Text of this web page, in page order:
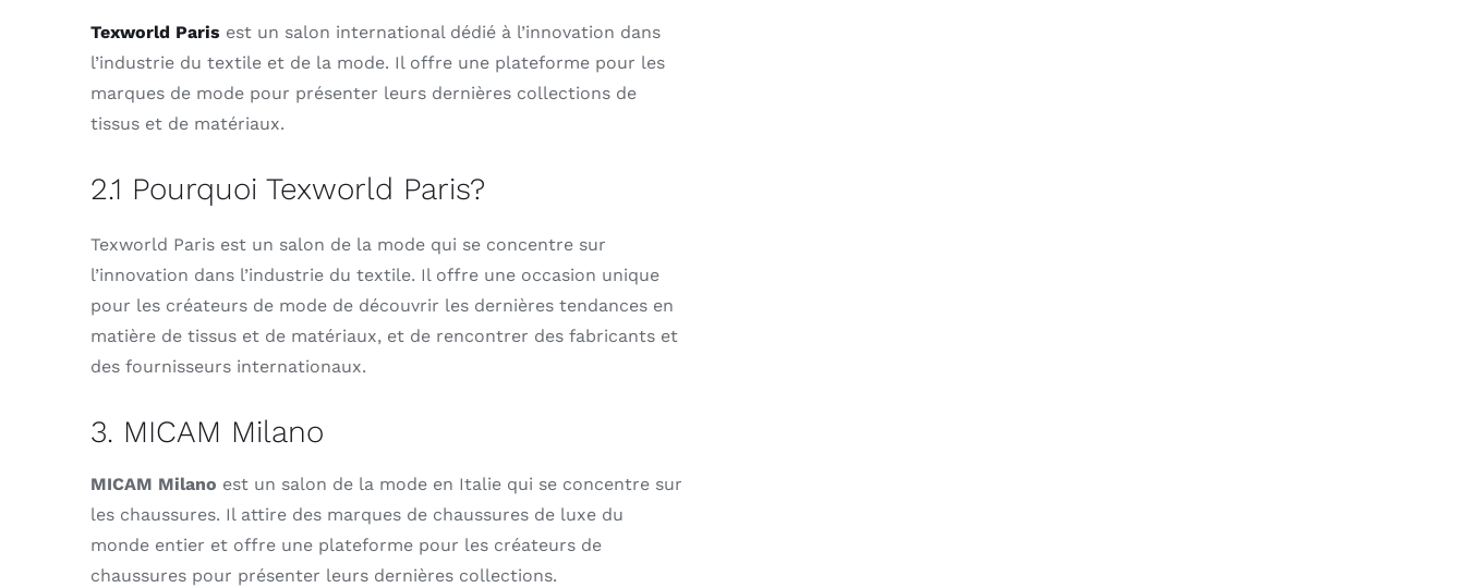
Texworld Paris est un salon international dédié à l’innovation dans
l’industrie du textile et de la mode. Il offre une plateforme pour les
marques de mode pour présenter leurs dernières collections de
tissus et de matériaux.
2.1 Pourquoi Texworld Paris?
Texworld Paris est un salon de la mode qui se concentre sur
l’innovation dans l’industrie du textile. Il offre une occasion unique
pour les créateurs de mode de découvrir les dernières tendances en
matière de tissus et de matériaux, et de rencontrer des fabricants et
des fournisseurs internationaux.
3. MICAM Milano
MICAM Milano est un salon de la mode en Italie qui se concentre sur
les chaussures. Il attire des marques de chaussures de luxe du
monde entier et offre une plateforme pour les créateurs de
chaussures pour présenter leurs dernières collections.